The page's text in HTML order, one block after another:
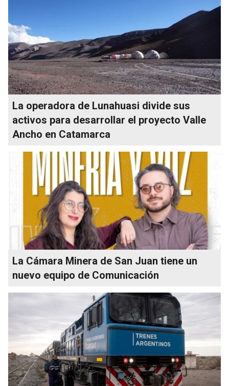
La operadora de Lunahuasi divide sus
activos para desarrollar el proyecto Valle
Ancho en Catamarca
La Cámara Minera de San Juan tiene un
nuevo equipo de Comunicación